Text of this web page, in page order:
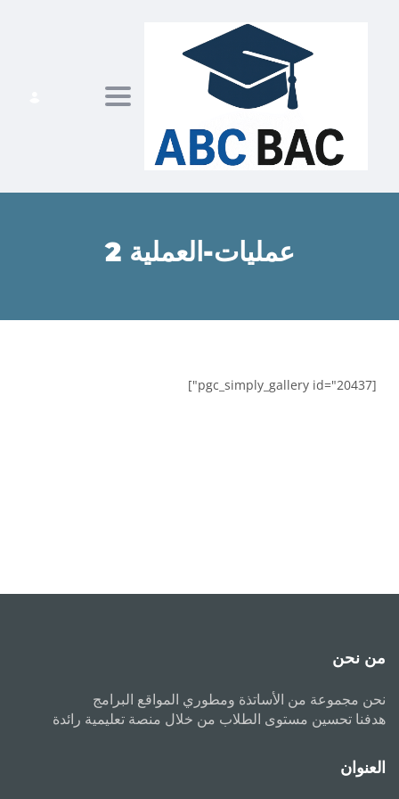
navigation
عمليات-العملية 2
[pgc_simply_gallery id="20437"]
من نحن
نحن مجموعة من الأساتذة ومطوري المواقع البرامج
هدفنا تحسين مستوى الطلاب من خلال منصة تعليمية رائدة
العنوان